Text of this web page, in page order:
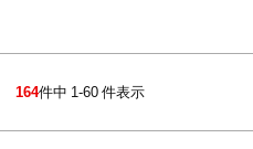
164件中 1-60 件表示